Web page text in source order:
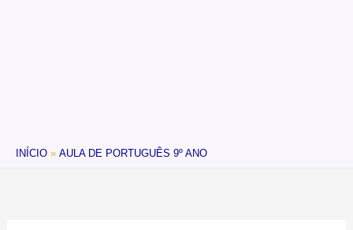
INÍCIO AULA DE PORTUGUÊS 9º ANO